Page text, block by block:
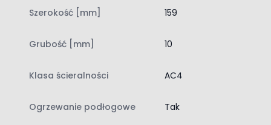
Model należy do serii Platinium i kolekcji Marine, która
inspirowaną drewnem i wodą. Wymiary paneli 1380 x 159
mm nadają podłodze lekki, harmonijny wygląd, a wzór
reprezentacyjnych wnętrz. Czterostronna V-fuga
przypomina naturalne drewniane deski i zyskuje bardziej
Szerokość [mm] 159
Grubość [mm] 10
Klasa ścieralności AC4
Ogrzewanie podłogowe Tak